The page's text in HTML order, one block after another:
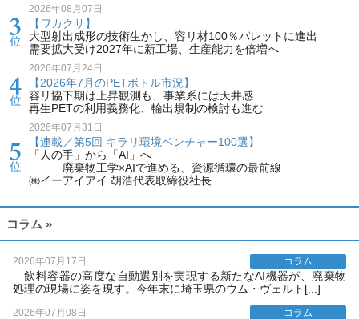
2026年08月07日
【ワカクサ】
大型射出成形の技術生かし、容リ材100％パレットに進出
需要拡大受け2027年に新工場、生産能力を倍増へ
2026年07月24日
【2026年7月のPETボトル市況】
容リ協下期は上昇観測も、事業系には天井感
再生PETの利用義務化、輸出規制の検討も進む
2026年07月31日
【連載／第5回 キラリ環境ベンチャー100選】
「人の手」から「AI」へ
廃棄物工学×AIで進める、資源循環の最前線
㈱イーアイアイ 胡浩代表取締役社長
コラム »
2026年07月17日 コラム
飲料容器の高度な自動選別を実現する新たなAI機器が、廃棄物
処理の現場に姿を現す。今年末に埼玉県のウム・ヴェルト[...]
2026年07月08日 コラム